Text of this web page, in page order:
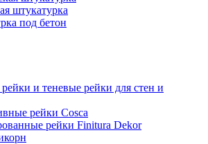
штукатурка
под бетон
и теневые рейки для стен и
рейки Cosca
рейки Finitura Dekor